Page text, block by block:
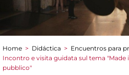
You are here
Home > Didáctica > Encuentros para
Incontro e visita guidata sul tema "Made
pubblico"